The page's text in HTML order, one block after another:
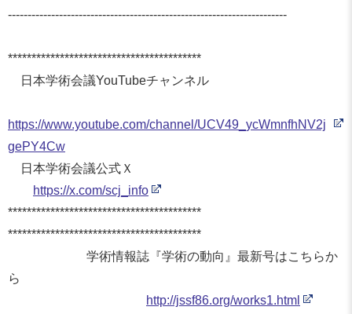
-----------------------------------------------------------------------
*****************************************
日本学術会議YouTubeチャンネル
https://www.youtube.com/channel/UCV49_ ycWmnfhNV2j
gePY4Cw
日本学術会議公式Ｘ
https://x.com/scj_info
*****************************************
*****************************************
学術情報誌『学術の動向』最新号はこちらか
ら
http://jssf86.org/works1.html